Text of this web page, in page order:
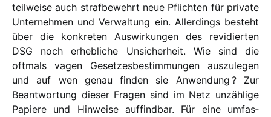
teil­weise auch straf­be­wehrt neue Pflichten für private
Unternehmen und Verwaltung ein. Allerdings besteht
über die konkre­ten Auswirkungen des revi­dier­ten
DSG noch erhe­bliche Unsicherheit. Wie sind die
oftmals vagen Gesetzesbestimmungen auszu­le­gen
und auf wen genau finden sie Anwendung ? Zur
Beantwortung dieser Fragen sind im Netz unzäh­lige
Papiere und Hinweise auffind­bar. Für eine umfas­